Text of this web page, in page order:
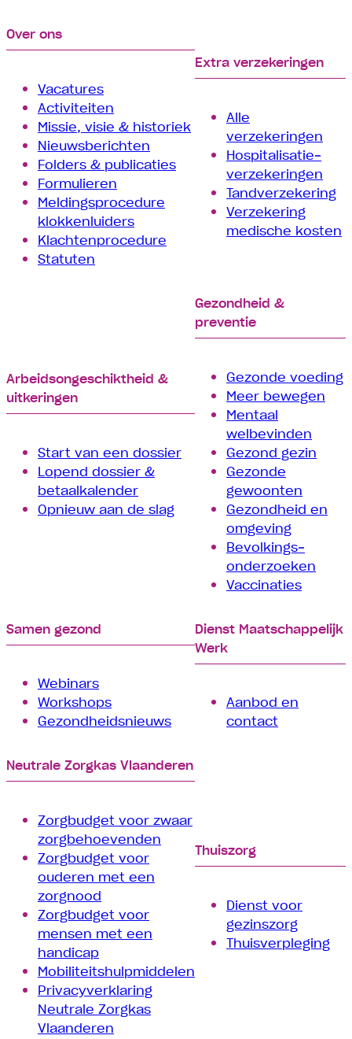
Over ons
Vacatures
Activiteiten
Missie, visie & historiek
Nieuwsberichten
Folders & publicaties
Formulieren
Meldingsprocedure
klokkenluiders
Klachtenprocedure
Statuten
Extra verzekeringen
Alle
verzekeringen
Hospitalisatie­
verzekeringen
Tand­verzekering
Verzekering
medische kosten
Arbeids­­ongeschiktheid &
uitkeringen
Start van een dossier
Lopend dossier &
betaalkalender
Opnieuw aan de slag
Gezondheid &
preventie
Gezonde voeding
Meer bewegen
Mentaal
welbevinden
Gezond gezin
Gezonde
gewoonten
Gezondheid en
omgeving
Bevolkings­
onderzoeken
Vaccinaties
Samen gezond
Webinars
Workshops
Gezondheidsnieuws
Dienst Maatschappelijk
Werk
Aanbod en
contact
Neutrale Zorgkas Vlaanderen
Zorgbudget voor zwaar
zorgbehoevenden
Zorgbudget voor
ouderen met een
zorgnood
Zorgbudget voor
mensen met een
handicap
Mobiliteitshulpmiddelen
Privacyverklaring
Neutrale Zorgkas
Vlaanderen
Thuiszorg
Dienst voor
gezinszorg
Thuisverpleging